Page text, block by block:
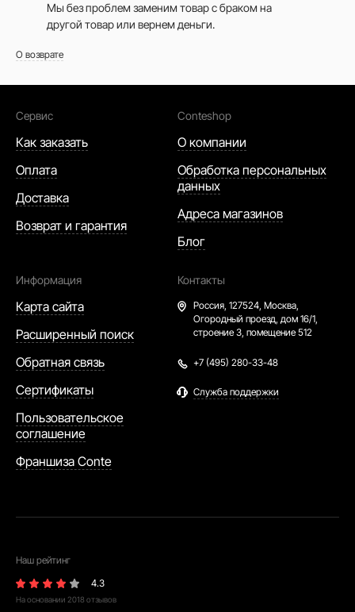
Мы без проблем заменим товар с браком на
другой товар или вернем деньги.
О возврате
Сервис
Как заказать
Оплата
Доставка
Возврат и гарантия
Conteshop
О компании
Обработка персональных
данных
Адреса магазинов
Блог
Информация
Карта сайта
Расширенный поиск
Обратная связь
Сертификаты
Пользовательское
соглашение
Франшиза Conte
Контакты
Россия, 127524, Москва,
Огородный проезд, дом 16/1,
строение 3, помещение 512
+7 (495) 280-33-48
Служба поддержки
Наш рейтинг
4.3
На основании 2018 отзывов